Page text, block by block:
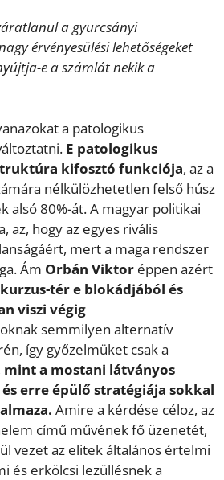
a gyurcsányi
érvényesülési lehetőségeket
e a számlát nekik a
a patologikus
E patologikus
kifosztó funkciója, az a
nélkülözhetetlen felső húsz
alsó 80%-át. A magyar politikai
hogy az egyes rivális
mert a maga rendszer
Ám Orbán Viktor éppen azért
tér e blokádjából és
viszi végig
semmilyen alternatív
így győzelmüket csak a
mint a mostani látványos
erre épülő stratégiája sokkal
Amire a kérdése céloz, az
című művének fő üzenetét,
vezet az elitek általános értelmi
és erkölcsi lezüllésnek a